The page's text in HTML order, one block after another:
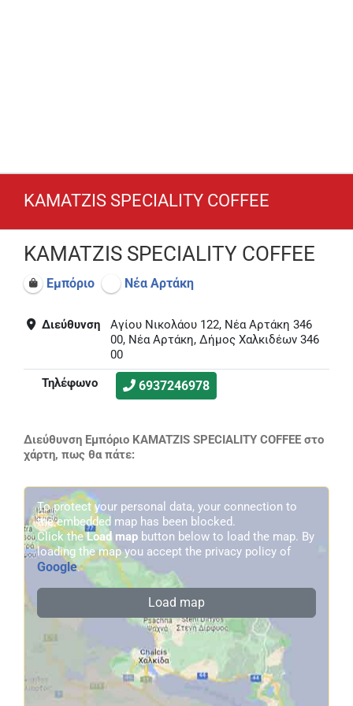
KAMATZIS SPECIALITY COFFEE
KAMATZIS SPECIALITY COFFEE
Εμπόριο Νέα Αρτάκη
Διεύθυνση
Αγίου Νικολάου 122, Νέα Αρτάκη 346
00, Νέα Αρτάκη, Δήμος Χαλκιδέων 346
00
Τηλέφωνο
6937246978
Διεύθυνση Εμπόριο KAMATZIS SPECIALITY COFFEE στο
χάρτη, πως θα πάτε:
To protect your personal data, your connection to
the embedded map has been blocked.
Click theLoad map button below to load the map. By
loading the map you accept the privacy policy of
Google.
Load map